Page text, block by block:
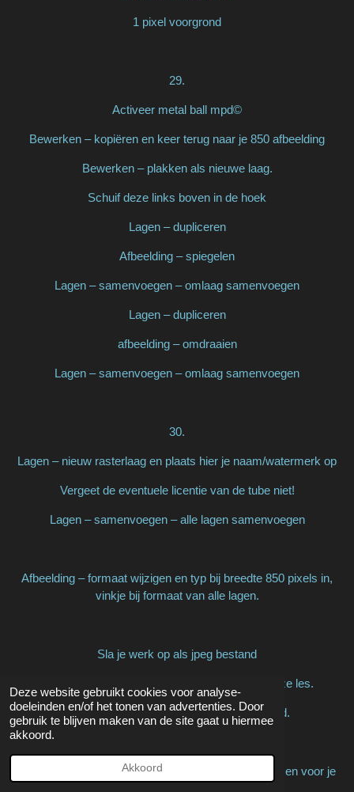
Deze website gebruikt cookies voor analyse-
doeleinden en/of het tonen van advertenties. Door
gebruik te blijven maken van de site gaat u hiermee
akkoord.
Akkoord
1 pixel voorgrond
29.
Activeer metal ball mpd©
Bewerken – kopiëren en keer terug naar je 850 afbeelding
Bewerken – plakken als nieuwe laag.
Schuif deze links boven in de hoek
Lagen – dupliceren
Afbeelding – spiegelen
Lagen – samenvoegen – omlaag samenvoegen
Lagen – dupliceren
afbeelding – omdraaien
Lagen – samenvoegen – omlaag samenvoegen
30.
Lagen – nieuw rasterlaag en plaats hier je naam/watermerk op
Vergeet de eventuele licentie van de tube niet!
Lagen – samenvoegen – alle lagen samenvoegen
Afbeelding – formaat wijzigen en typ bij breedte 850 pixels in,
vinkje bij formaat van alle lagen.
Sla je werk op als jpeg bestand
Hiermee ben je aan het einde gekomen van deze les.
Ik hoop dat je het een leuke/mooie les vond.
Dat kan! Stuur mij een e-mailtje en ik zal hem plaatsen voor je